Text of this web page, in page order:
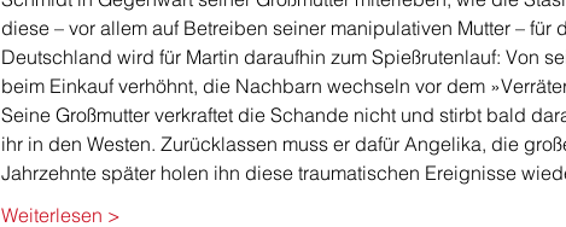
diese – vor allem auf Betreiben seiner manipulativen Mutter –
Deutschland wird für Martin daraufhin zum Spießrutenlauf: Von
beim Einkauf verhöhnt, die Nachbarn wechseln vor dem
Seine Großmutter verkraftet die Schande nicht und stirbt bald
ihr in den Westen. Zurücklassen muss er dafür Angelika, die
Jahrzehnte später holen ihn diese traumatischen Ereignisse
Weiterlesen >